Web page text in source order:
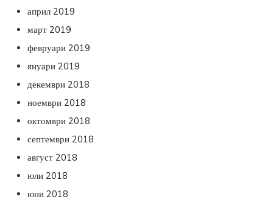
април 2019
март 2019
февруари 2019
януари 2019
декември 2018
ноември 2018
октомври 2018
септември 2018
август 2018
юли 2018
юни 2018